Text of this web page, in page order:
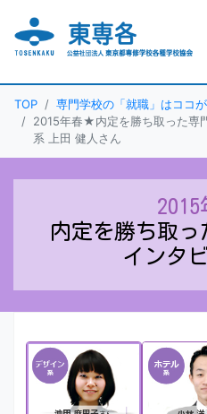
TOP 専門学校の「就職」はココ
2015年春★内定を勝ち取った専
系 上田 健人さん
2015
内定を勝ち取っ
インタ